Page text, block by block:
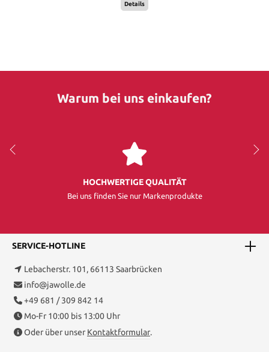
Details
Warum bei uns einkaufen?
HOCHWERTIGE QUALITÄT
Bei uns finden Sie nur Markenprodukte
SERVICE-HOTLINE
Lebacherstr. 101, 66113 Saarbrücken
info@jawolle.de
+49 681 / 309 842 14
Mo-Fr 10:00 bis 13:00 Uhr
Oder über unser Kontaktformular.